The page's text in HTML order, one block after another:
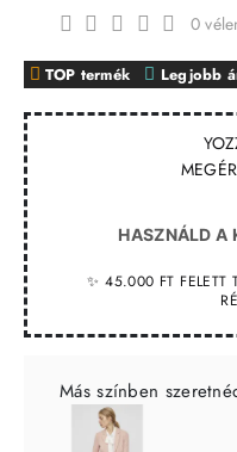
HASZNÁLD A
✨ 45.000 FT FELETT
TOP termék Legjobb
0
Más színben